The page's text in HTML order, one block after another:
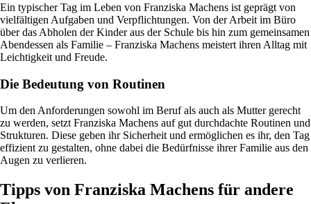
Ein typischer Tag im Leben von Franziska Machens ist geprägt von
vielfältigen Aufgaben und Verpflichtungen. Von der Arbeit im Büro
über das Abholen der Kinder aus der Schule bis hin zum gemeinsamen
Abendessen als Familie – Franziska Machens meistert ihren Alltag mit
Leichtigkeit und Freude.
Die Bedeutung von Routinen
Um den Anforderungen sowohl im Beruf als auch als Mutter gerecht
zu werden, setzt Franziska Machens auf gut durchdachte Routinen und
Strukturen. Diese geben ihr Sicherheit und ermöglichen es ihr, den Tag
effizient zu gestalten, ohne dabei die Bedürfnisse ihrer Familie aus den
Augen zu verlieren.
Tipps von Franziska Machens für andere